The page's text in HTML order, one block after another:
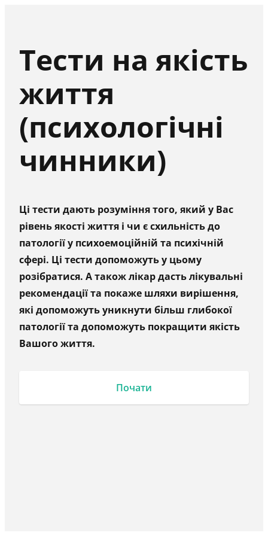
Тести на якість
життя
(психологічні
чинники)
Ці тести дають розуміння того, який у Вас
рівень якості життя і чи є схильність до
патології у психоемоційній та психічній
сфері. Ці тести допоможуть у цьому
розібратися. А також лікар дасть лікувальні
рекомендації та покаже шляхи вирішення,
які допоможуть уникнути більш глибокої
патології та допоможуть покращити якість
Вашого життя.